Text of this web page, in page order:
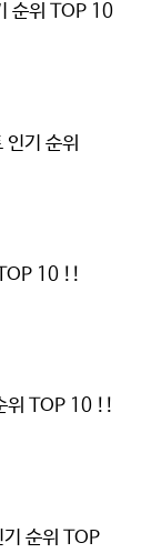
순위 TOP 10
기 순위
10 !!
위 TOP 10 !!
순위 TOP